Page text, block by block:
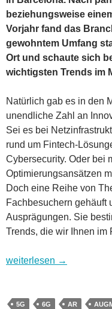
beziehungsweise
Vorjahr fand das
gewohntem Umfang
Ort und schaute sich
wichtigsten Trends im
Natürlich gab es in den
unendliche Zahl an
Sei es bei
rund um Fintech-
Cybersecurity. Oder bei
Optimierungsansätzen
Doch eine Reihe von
Fachbesuchern gehäuft
Ausprägungen. Sie
Trends, die wir Ihnen im
Mobile World Congress
weiterlesen →
5G 6G AR